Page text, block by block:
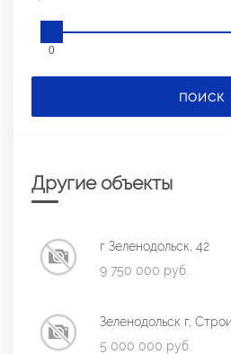
0
ПОИСК
Другие объекты
г Зеленодольск, 42
9 750 000 руб.
Зеленодольск г,
5 000 000 руб.